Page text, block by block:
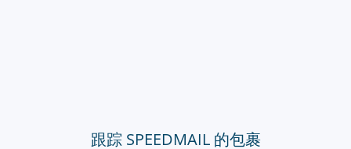
跟踪 SPEEDMAIL 的包裹